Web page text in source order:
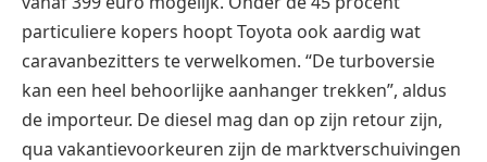
particuliere kopers hoopt Toyota ook aardig wat
caravanbezitters te verwelkomen. “De turboversie
kan een heel behoorlijke aanhanger trekken”, aldus
de importeur. De diesel mag dan op zijn retour zijn,
qua vakantievoorkeuren zijn de marktverschuivingen